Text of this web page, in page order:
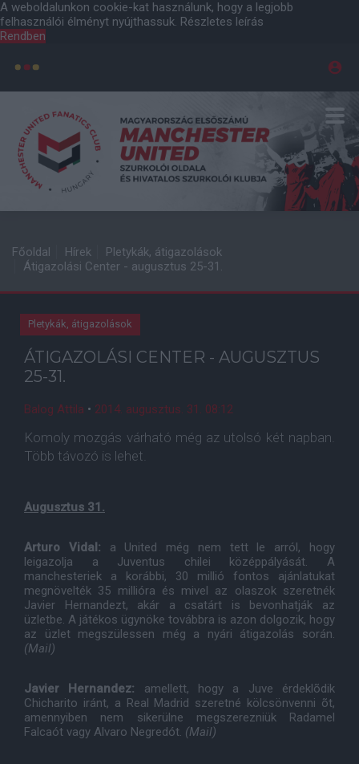
A weboldalunkon cookie-kat használunk, hogy a legjobb
felhasználói élményt nyújthassuk. Részletes leírás
Rendben
Főoldal Hírek
Pletykák, átigazolások
Átigazolási Center - augusztus 25-31.
Pletykák, átigazolások
ÁTIGAZOLÁSI CENTER - AUGUSZTUS
25-31.
Balog Attila • 2014. augusztus. 31. 08:12
Komoly mozgás várható még az utolsó két napban.
Több távozó is lehet.
Augusztus 31.
Arturo Vidal: a United még nem tett le arról, hogy
leigazolja a Juventus chilei középpályását. A
manchesteriek a korábbi, 30 millió fontos ajánlatukat
megnövelték 35 millióra és mivel az olaszok szeretnék
Javier Hernandezt, akár a csatárt is bevonhatják az
üzletbe. A játékos ügynöke továbbra is azon dolgozik, hogy
az üzlet megszülessen még a nyári átigazolás során.
(Mail)
Javier Hernandez: amellett, hogy a Juve érdeklõdik
Chicharito iránt, a Real Madrid szeretné kölcsönvenni õt,
amennyiben nem sikerülne megszerezniük Radamel
Falcaót vagy Alvaro Negredót. (Mail)